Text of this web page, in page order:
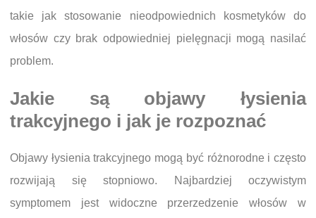
takie jak stosowanie nieodpowiednich kosmetyków do
włosów czy brak odpowiedniej pielęgnacji mogą nasilać
problem.
Jakie są objawy łysienia
trakcyjnego i jak je rozpoznać
Objawy łysienia trakcyjnego mogą być różnorodne i często
rozwijają się stopniowo. Najbardziej oczywistym
symptomem jest widoczne przerzedzenie włosów w